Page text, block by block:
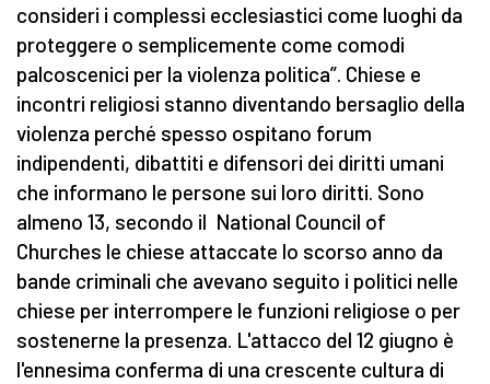
consideri i complessi ecclesiastici come luoghi da
proteggere o semplicemente come comodi
palcoscenici per la violenza politica”. Chiese e
incontri religiosi stanno diventando bersaglio della
violenza perché spesso ospitano forum
indipendenti, dibattiti e difensori dei diritti umani
che informano le persone sui loro diritti. Sono
almeno 13, secondo il National Council of
Churches le chiese attaccate lo scorso anno da
bande criminali che avevano seguito i politici nelle
chiese per interrompere le funzioni religiose o per
sostenerne la presenza. L'attacco del 12 giugno è
l'ennesima conferma di una crescente cultura di